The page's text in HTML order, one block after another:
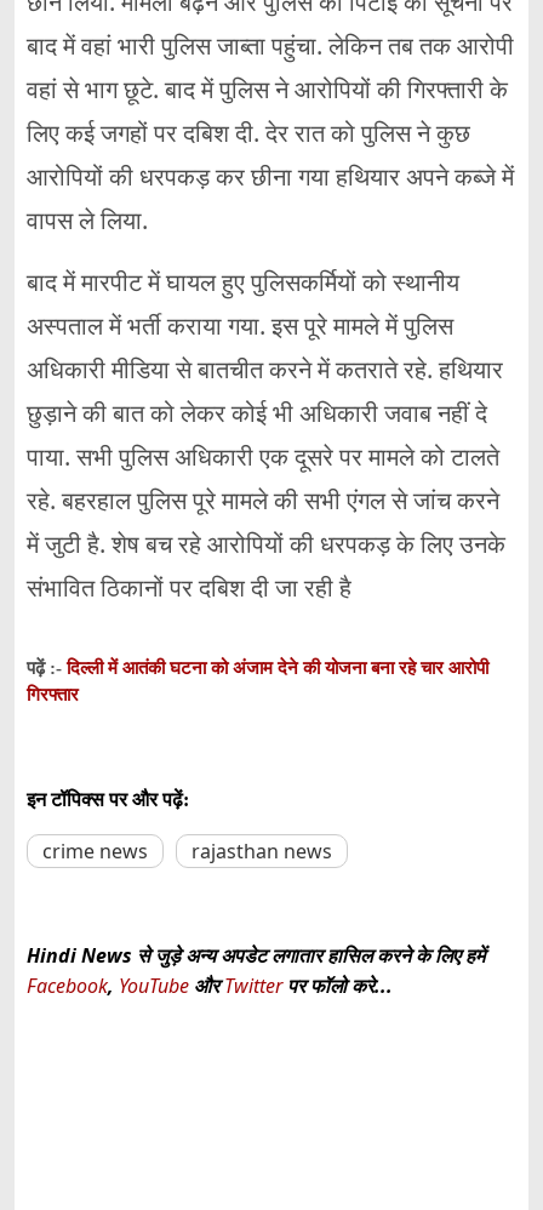
बाद में वहां भारी पुलिस जाब्ता पहुंचा. लेकिन तब तक आरोपी
वहां से भाग छूटे. बाद में पुलिस ने आरोपियों की गिरफ्तारी के
लिए कई जगहों पर दबिश दी. देर रात को पुलिस ने कुछ
आरोपियों की धरपकड़ कर छीना गया हथियार अपने कब्जे में
वापस ले लिया.
बाद में मारपीट में घायल हुए पुलिसकर्मियों को स्थानीय
अस्पताल में भर्ती कराया गया. इस पूरे मामले में पुलिस
अधिकारी मीडिया से बातचीत करने में कतराते रहे. हथियार
छुड़ाने की बात को लेकर कोई भी अधिकारी जवाब नहीं दे
पाया. सभी पुलिस अधिकारी एक दूसरे पर मामले को टालते
रहे. बहरहाल पुलिस पूरे मामले की सभी एंगल से जांच करने
में जुटी है. शेष बच रहे आरोपियों की धरपकड़ के लिए उनके
संभावित ठिकानों पर दबिश दी जा रही है
पढ़ें :-दिल्ली में आतंकी घटना को अंजाम देने की योजना बना रहे चार आरोपी
गिरफ्तार
इन टॉपिक्स पर और पढ़ें:
crime news rajasthan news
Hindi News से जुड़े अन्य अपडेट लगातार हासिल करने के लिए हमें
Facebook, YouTube औरTwitterपर फॉलो करे...